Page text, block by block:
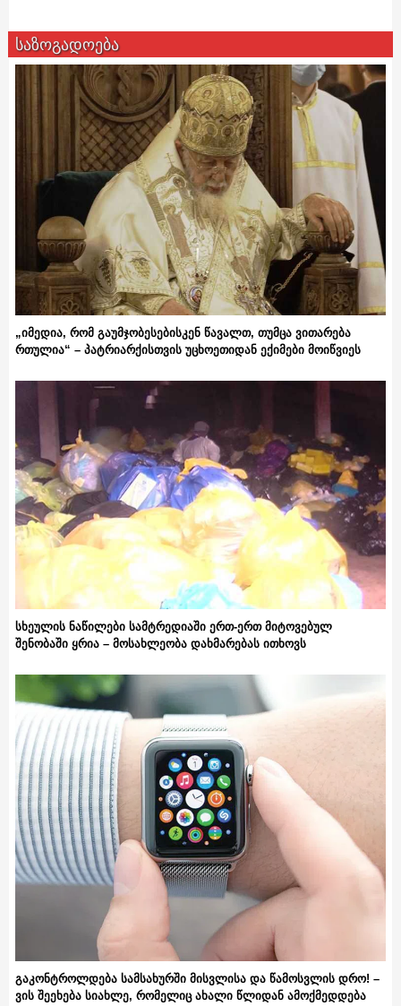
საზოგადოება
„იმედია, რომ გაუმჯობესებისკენ წავალთ, თუმცა ვითარება
რთულია“ – პატრიარქისთვის უცხოეთიდან ექიმები მოიწვიეს
სხეულის ნაწილები სამტრედიაში ერთ-ერთ მიტოვებულ
შენობაში ყრია – მოსახლეობა დახმარებას ითხოვს
გაკონტროლდება სამსახურში მისვლისა და წამოსვლის დრო! –
ვის შეეხება სიახლე, რომელიც ახალი წლიდან ამოქმედდება